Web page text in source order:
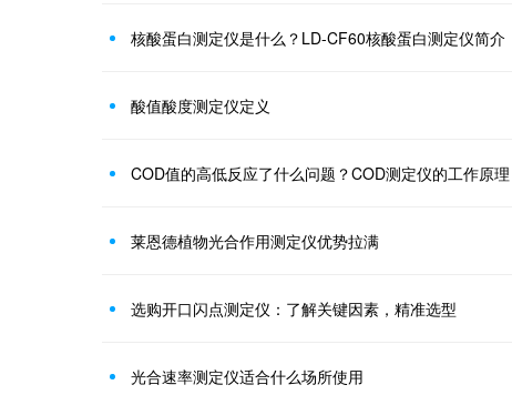
核酸蛋白测定仪是什么？LD-CF60核酸蛋白测定仪简介
酸值酸度测定仪定义
COD值的高低反应了什么问题？COD测定仪的工作原理
莱恩德植物光合作用测定仪优势拉满
选购开口闪点测定仪：了解关键因素，精准选型
光合速率测定仪适合什么场所使用